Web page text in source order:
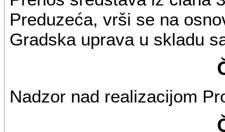
Preduzeća, vrši se na
Gradska uprava u skladu
Nadzor nad realizacijom